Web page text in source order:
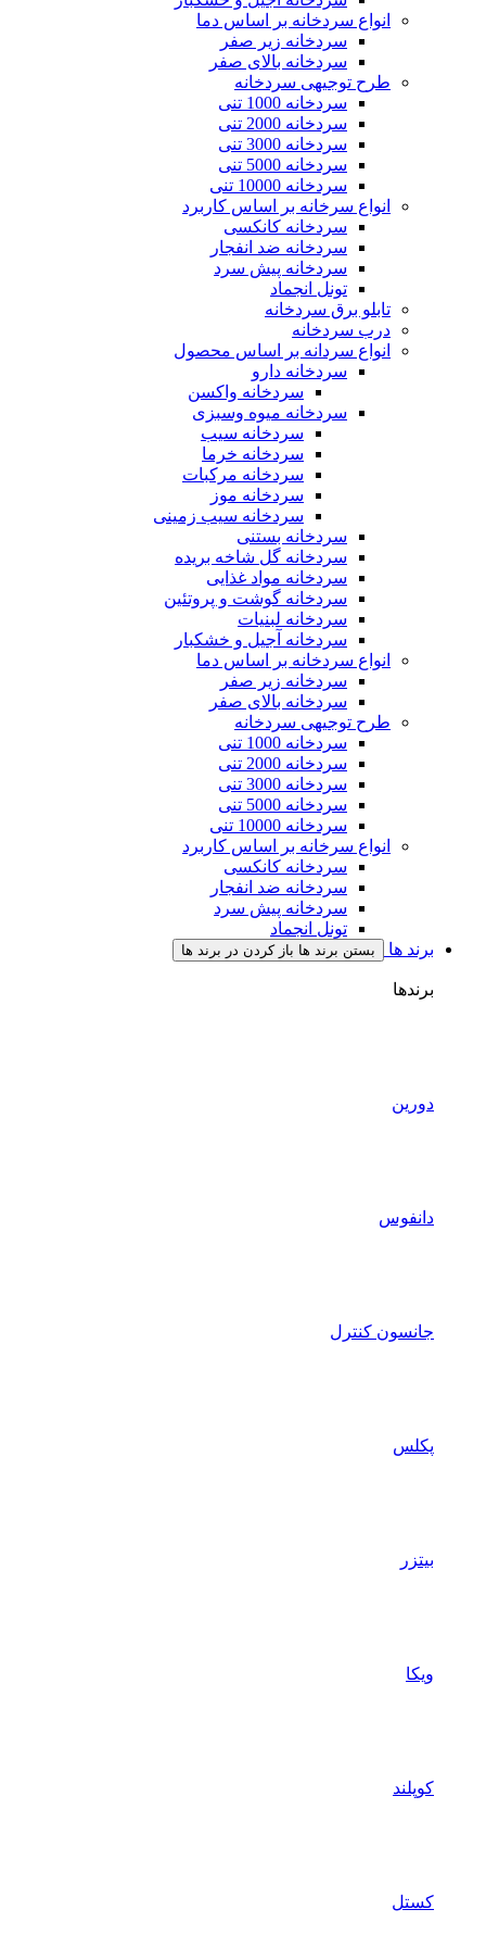
سایت گلس
پوسته کر درایر
هیت اکسچنجر
انواع سردخانه بر اساس دما
سردخانه زیر صفر
سردخانه بالای صفر
طرح توجیهی سردخانه
سردخانه 1000 تنی
سردخانه 2000 تنی
سردخانه 3000 تنی
سردخانه 5000 تنی
سردخانه 10000 تنی
انواع سرخانه بر اساس کاربرد
سردخانه کانکسی
سردخانه ضد انفجار
سردخانه پیش سرد
تونل انجماد
تابلو برق سردخانه
درب سردخانه
انواع سردانه بر اساس محصول
سردخانه دارو
سردخانه واکسن
سردخانه میوه وسبزی
سردخانه سیب
سردخانه خرما
سردخانه مرکبات
سردخانه موز
سردخانه سیب زمینی
سردخانه بستنی
سردخانه گل شاخه بریده
سردخانه مواد غذایی
سردخانه گوشت و پروتئین
سردخانه لبنیات
سردخانه آجیل و خشکبار
انواع سردخانه بر اساس دما
سردخانه زیر صفر
سردخانه بالای صفر
طرح توجیهی سردخانه
سردخانه 1000 تنی
سردخانه 2000 تنی
سردخانه 3000 تنی
سردخانه 5000 تنی
سردخانه 10000 تنی
انواع سرخانه بر اساس کاربرد
سردخانه کانکسی
سردخانه ضد انفجار
سردخانه پیش سرد
تونل انجماد
برند ها
بستن برند ها باز کردن در برند ها
برندها
دورین
دانفوس
جانسون کنترل
پکلس
بیتزر
ویکا
کوپلند
کستل